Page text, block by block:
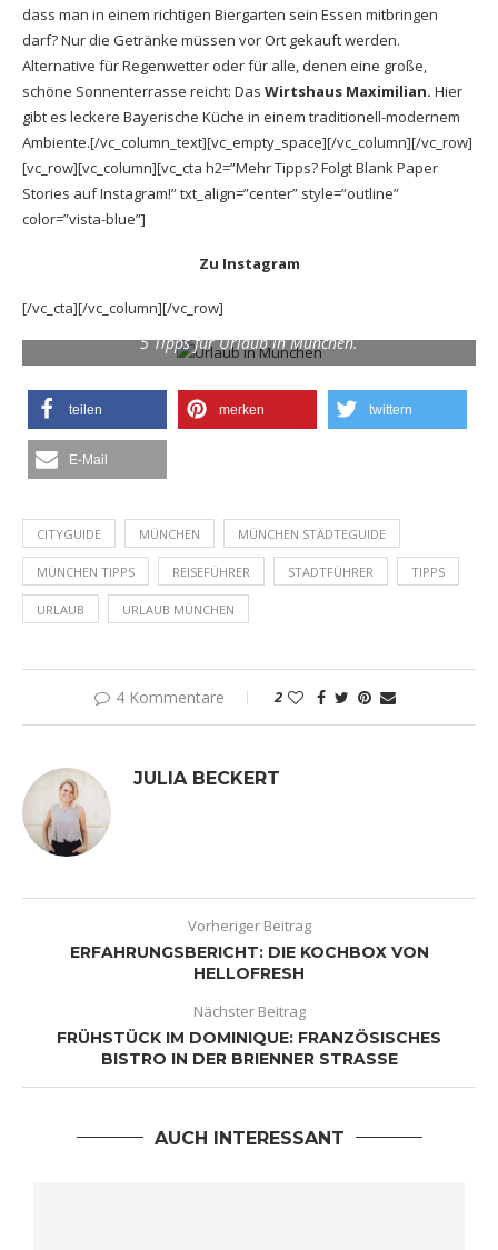
dass man in einem richtigen Biergarten sein Essen mitbringen
darf? Nur die Getränke müssen vor Ort gekauft werden.
Alternative für Regenwetter oder für alle, denen eine große,
schöne Sonnenterrasse reicht: Das Wirtshaus Maximilian. Hier
gibt es leckere Bayerische Küche in einem traditionell-modernem
Ambiente.[/vc_column_text][vc_empty_space][/vc_column][/vc_row]
[vc_row][vc_column][vc_cta h2=”Mehr Tipps? Folgt Blank Paper
Stories auf Instagram!” txt_align=”center” style=”outline”
color=”vista-blue”]
Zu Instagram
[/vc_cta][/vc_column][/vc_row]
5 Tipps für Urlaub in München.
teilen merken twittern
E-Mail
CITYGUIDE MÜNCHEN MÜNCHEN STÄDTEGUIDE
MÜNCHEN TIPPS REISEFÜHRER STADTFÜHRER TIPPS
URLAUB URLAUB MÜNCHEN
4 Kommentare 2
JULIA BECKERT
Vorheriger Beitrag
ERFAHRUNGSBERICHT: DIE KOCHBOX VON
HELLOFRESH
Nächster Beitrag
FRÜHSTÜCK IM DOMINIQUE: FRANZÖSISCHES
BISTRO IN DER BRIENNER STRASSE
AUCH INTERESSANT